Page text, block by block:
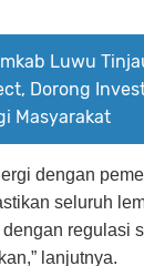
Luwu
Dorong
Masyarakat
dengan
seluruh
regulasi
lanjutnya.